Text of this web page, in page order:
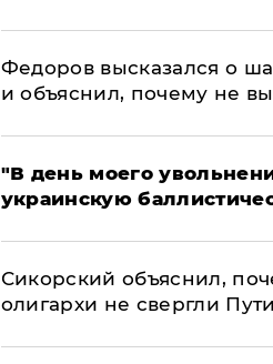
Федоров высказался о
и объяснил, почему не
​"В день моего
украинскую
Сикорский объяснил,
олигархи не свергли